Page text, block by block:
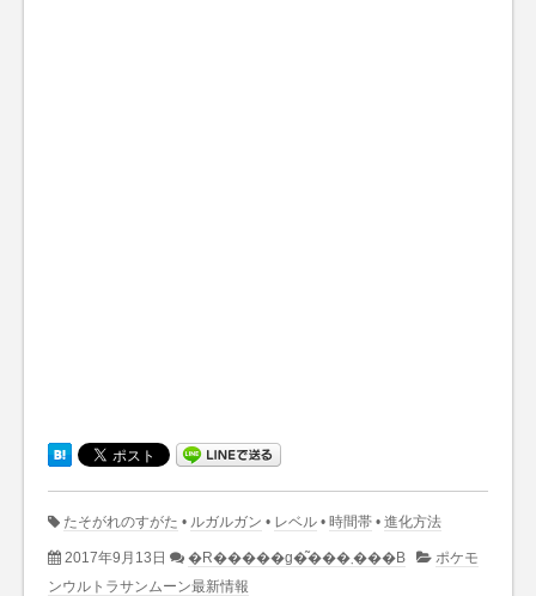
たそがれのすがた • ルガルガン • レベル • 時間帯 • 進化方法
2017年9月13日 �R�����g�͂���܂���B
ポケモ
ンウルトラサンムーン最新情報